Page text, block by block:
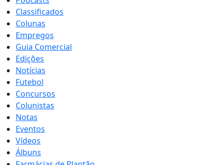
Classificados
Colunas
Empregos
Guia Comercial
Edições
Notícias
Futebol
Concursos
Colunistas
Notas
Eventos
Vídeos
Álbuns